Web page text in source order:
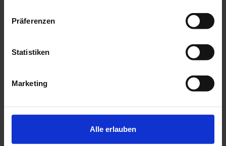
Präferenzen
Statistiken
Marketing
Alle erlauben
FKG
Artikelnr.:
81,05 €